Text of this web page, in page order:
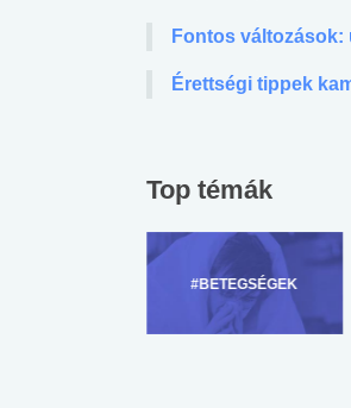
Fontos változások:
Érettségi tippek
Top témák
#BETEGSÉGEK